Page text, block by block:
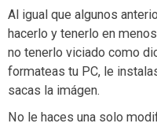
Al igual que algunos
hacerlo y tenerlo en
no tenerlo viciado como
formateas tu PC, le
sacas la imágen.
No le haces una solo